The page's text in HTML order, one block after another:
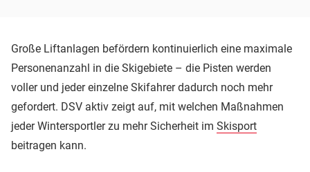
Große Liftanlagen befördern kontinuierlich eine maximale
Personenanzahl in die Skigebiete – die Pisten werden
voller und jeder einzelne Skifahrer dadurch noch mehr
gefordert. DSV aktiv zeigt auf, mit welchen Maßnahmen
jeder Wintersportler zu mehr Sicherheit im Skisport
beitragen kann.